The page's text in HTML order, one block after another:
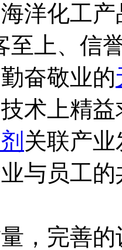
洋化工
上、信誉
奋敬业的
术上精
关联产
与员工
完善的